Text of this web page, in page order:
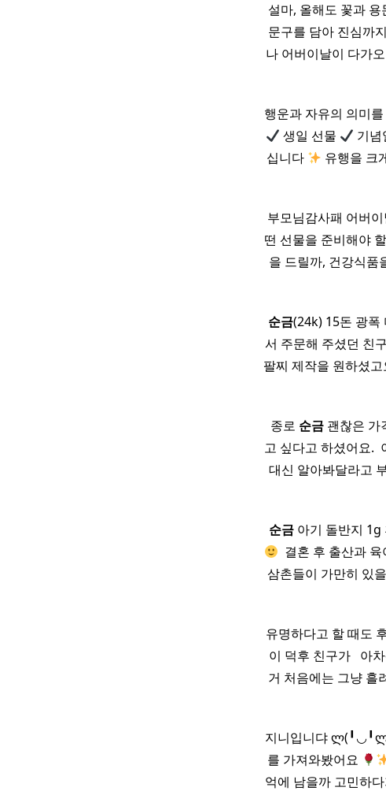
설마, 올해도 꽃과
문구를 담아 진심까
나 어버이날이 다가
행운과 자유의 의미
생일 선물
기념
십니다
유행을 크
부모님감사패 어버
떤 선물을 준비해야
을 드릴까, 건강식품
순금(24k) 15돈 광폭
서 주문해 주셨던 친
팔찌 제작을 원하셨
​ 종로 순금 괜찮은 가
고 싶다고 하셨어요.
대신 알아봐달라고
순금 아기 돌반지
결혼 후 출산과
삼촌들이 가만히 있
유명하다고 할 때도
이 덕후 친구가 ​ ​ 아
거 처음에는 그냥 흘
지니입니댜 ლ(╹◡╹ლ)
를 가져와봤어요
억에 남을까 고민하